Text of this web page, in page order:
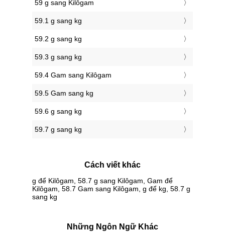
59 g sang Kilôgam
59.1 g sang kg
59.2 g sang kg
59.3 g sang kg
59.4 Gam sang Kilôgam
59.5 Gam sang kg
59.6 g sang kg
59.7 g sang kg
Cách viết khác
g để Kilôgam, 58.7 g sang Kilôgam, Gam để
Kilôgam, 58.7 Gam sang Kilôgam, g để kg, 58.7 g
sang kg
Những Ngôn Ngữ Khác